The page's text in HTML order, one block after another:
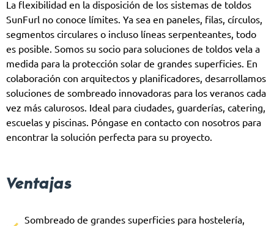
La flexibilidad en la disposición de los sistemas de toldos
SunFurl no conoce límites. Ya sea en paneles, filas, círculos,
segmentos circulares o incluso líneas serpenteantes, todo
es posible. Somos su socio para soluciones de toldos vela a
medida para la protección solar de grandes superficies. En
colaboración con arquitectos y planificadores, desarrollamos
soluciones de sombreado innovadoras para los veranos cada
vez más calurosos. Ideal para ciudades, guarderías, catering,
escuelas y piscinas. Póngase en contacto con nosotros para
encontrar la solución perfecta para su proyecto.
Ventajas
Sombreado de grandes superficies para hostelería,